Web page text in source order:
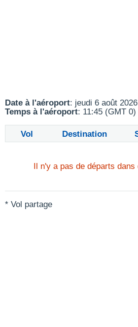
Date à l'aéroport: jeudi 6 août 2026
Temps à l'aéroport: 11:45 (GMT 0)
Vol Destination
Il n'y a pas de départs dans
* Vol partage